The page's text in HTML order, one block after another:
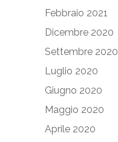
Febbraio 2021
Dicembre 2020
Settembre 2020
Luglio 2020
Giugno 2020
Maggio 2020
Aprile 2020